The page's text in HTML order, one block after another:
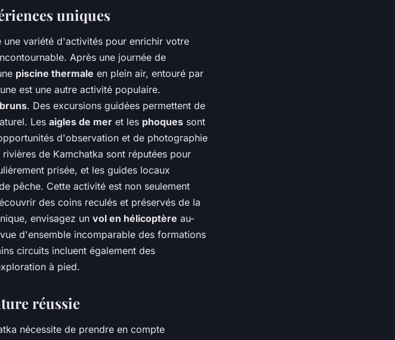
uniques
variété d'activités pour enrichir votre
Après une journée de
piscine thermale en plein air, entouré par
est une autre activité populaire.
. Des excursions guidées permettent de
Les aigles de mer et les phoques sont
d'observation et de photographie
de Kamchatka sont réputées pour
prisée, et les guides locaux
pêche. Cette activité est non seulement
des coins reculés et préservés de la
envisagez un vol en hélicoptère au-
d'ensemble incomparable des formations
circuits incluent également des
à pied.
réussie
nécessite de prendre en compte